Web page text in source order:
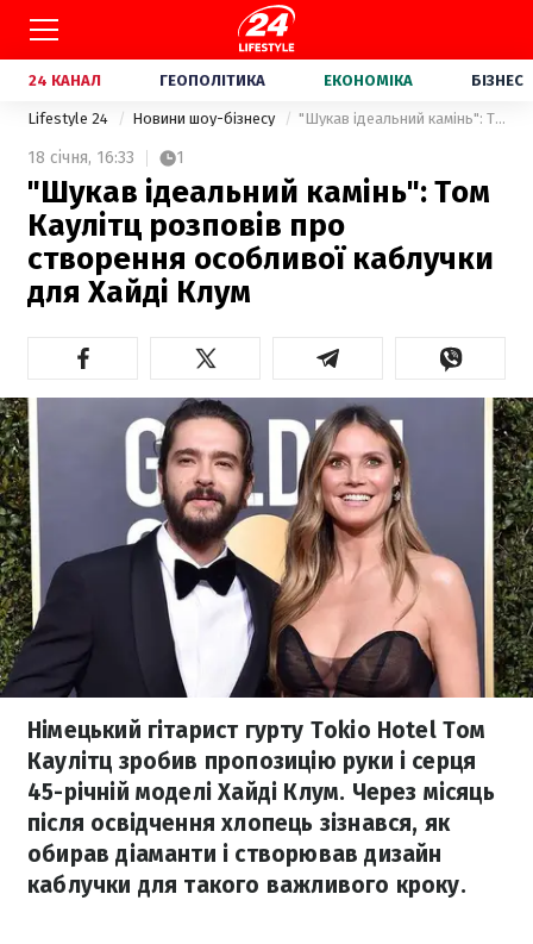
24 КАНАЛ ГЕОПОЛІТИКА ЕКОНОМІКА БІЗНЕС
Lifestyle 24 Новини шоу-бізнесу "Шукав ідеальний камінь": Том Каулітц розповів про створення особливої каблучки для Хайді Клум
18 січня, 16:33 1
"Шукав ідеальний камінь": Том
Каулітц розповів про
створення особливої каблучки
для Хайді Клум
Німецький гітарист гурту Tokio Hotel Том
Каулітц зробив пропозицію руки і серця
45-річній моделі Хайді Клум. Через місяць
після освідчення хлопець зізнався, як
обирав діаманти і створював дизайн
каблучки для такого важливого кроку.